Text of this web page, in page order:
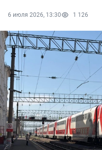
6 июля 2026, 13:30 1 126